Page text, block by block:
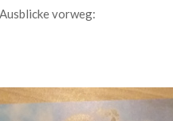
vorweg: